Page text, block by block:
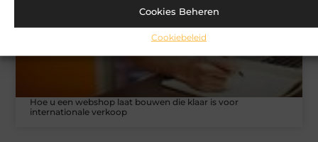
Cookies Beheren
Cookiebeleid
Hoe u een webshop laat bouwen die klaar is voor
internationale verkoop